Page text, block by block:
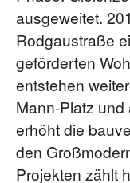
ausgeweitet.
Rodgaustraße
geförderten
entstehen
Mann-Platz und
erhöht die
den
Projekten zählt